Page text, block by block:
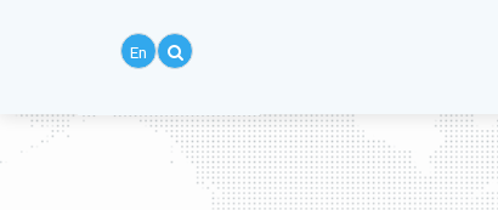
En